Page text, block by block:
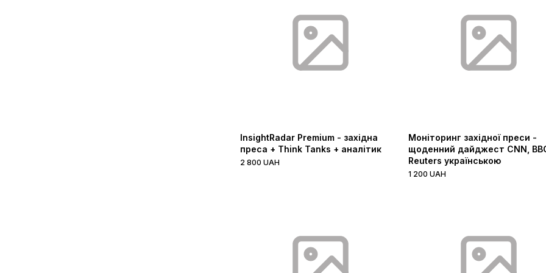
InsightRadar Premium - західна
преса + Think Tanks + аналітик
2 800 UAH
Моніторинг західної преси -
щоденний дайджест CNN,
Reuters українською
1 200 UAH